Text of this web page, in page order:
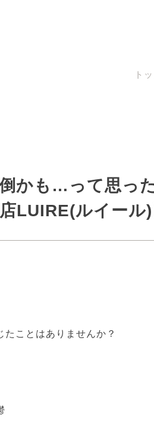
ト
かも…って思っ
LUIRE(ルイール)
ことはありませんか？